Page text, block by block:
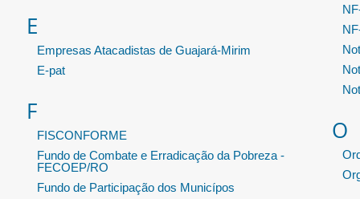
E
Empresas Atacadistas de Guajará-Mirim
E-pat
F
FISCONFORME
Fundo de Combate e Erradicação da Pobreza -
FECOEP/RO
Fundo de Participação dos Municípos
O